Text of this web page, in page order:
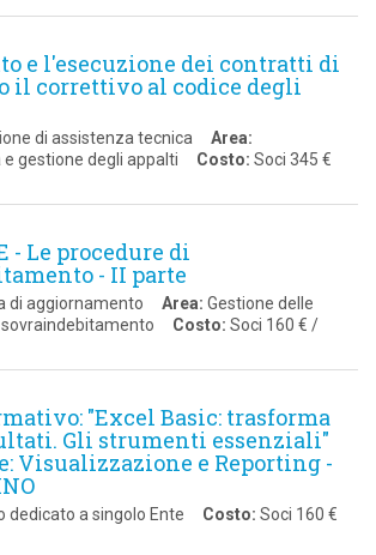
e l'esecuzione dei contratti di
il correttivo al codice degli
di assistenza tecnica Area:
e gestione degli appalti Costo: Soci 345 €
- Le procedure di
- II parte
di aggiornamento Area: Gestione delle
sovraindebitamento Costo: Soci 160 € /
"Excel Basic: trasforma
Gli strumenti essenziali"
Visualizzazione e Reporting -
dedicato a singolo Ente Costo: Soci 160 €